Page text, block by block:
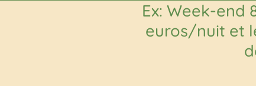
Ex: Week-end
euros/nuit et